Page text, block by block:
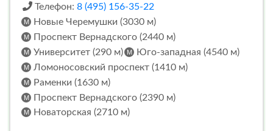
Телефон: 8 (495) 156-35-22
Новые Черемушки (3030 м)
Проспект Вернадского (2440 м)
Университет (290 м)
Юго-западная (4540 м)
Ломоносовский проспект (1410 м)
Раменки (1630 м)
Проспект Вернадского (2390 м)
Новаторская (2710 м)